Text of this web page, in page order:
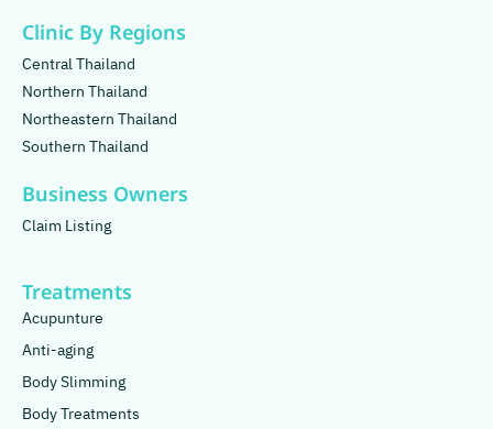
Clinic By Regions
Central Thailand
Northern Thailand
Northeastern Thailand
Southern Thailand
Business Owners
Claim Listing
Treatments
Acupunture
Anti-aging
Body Slimming
Body Treatments